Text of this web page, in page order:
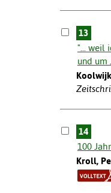
13
"... weil
und um
14
100
Kroll,